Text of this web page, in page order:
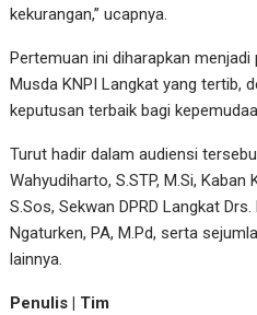
kekurangan,” ucapnya.
Pertemuan ini diharapkan
Musda KNPI Langkat yang tertib,
keputusan terbaik bagi
Turut hadir dalam audiensi
Wahyudiharto, S.STP, M.Si,
S.Sos, Sekwan DPRD Langkat
Ngaturken, PA, M.Pd, serta
lainnya.
Penulis | Tim